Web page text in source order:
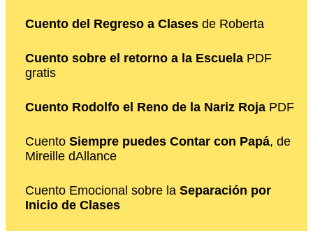
Cuento del Regreso a Clases de Roberta
Cuento sobre el retorno a la Escuela PDF
gratis
Cuento Rodolfo el Reno de la Nariz Roja PDF
Cuento Siempre puedes Contar con Papá, de
Mireille dAllance
Cuento Emocional sobre la Separación por
Inicio de Clases